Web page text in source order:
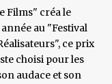
Films" créa le
au "Festival
ce prix
choisi pour les
audace et son